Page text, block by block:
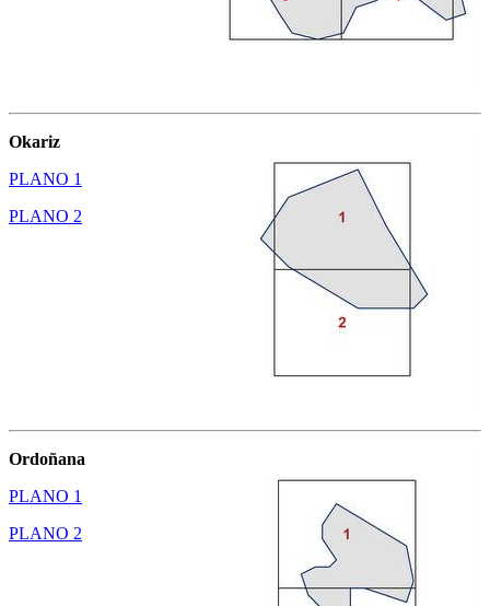
Okariz
PLANO 1
PLANO 2
Ordoñana
PLANO 1
PLANO 2